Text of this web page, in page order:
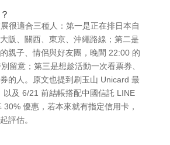
很適合三種人：第一是正在排日本自
阪、關西、東京、沖繩路線；第二是
親子、情侶與好友團，晚間 22:00 的
留意；第三是想趁活動一次看票券、
的人。原文也提到刷玉山 Unicard 最
以及 6/21 前結帳搭配中國信託 LINE
30% 優惠，若本來就有指定信用卡，
評估。